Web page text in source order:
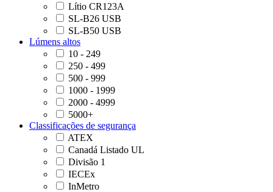
Lítio CR123A
SL-B26 USB
SL-B50 USB
Lúmens altos
10 - 249
250 - 499
500 - 999
1000 - 1999
2000 - 4999
5000+
Classificações de segurança
ATEX
Canadá Listado UL
Divisão 1
IECEx
InMetro